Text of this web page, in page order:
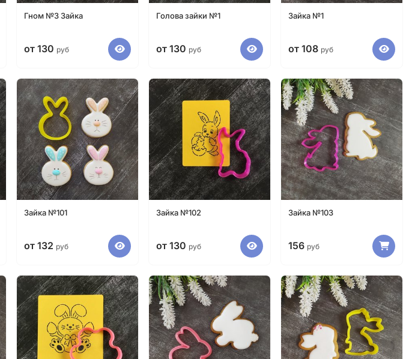
Гном №3 Зайка
от 130 руб
Голова зайки №1
от 130 руб
Зайка №1
от 108 руб
Зайка №101
от 132 руб
Зайка №102
от 130 руб
Зайка №103
156 руб